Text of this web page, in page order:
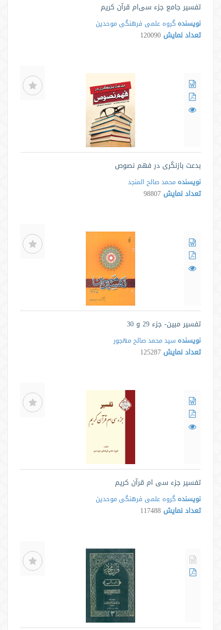
تفسیر جامع جزء سی‌ام قرآن کریم
نویسنده گروه علمی فرهنگی موحدین
تعداد نمایش 120090
بدعت بازنگری در فهم نصوص
نویسنده محمد صالح المنجد
تعداد نمایش 98807
تفسیر مبین- جزء 29 و 30
نویسنده سید محمد صالح مهجور
تعداد نمایش 125287
تفسیر جزء سی ام قرآن کریم
نویسنده گروه علمی فرهنگی موحدین
تعداد نمایش 117488